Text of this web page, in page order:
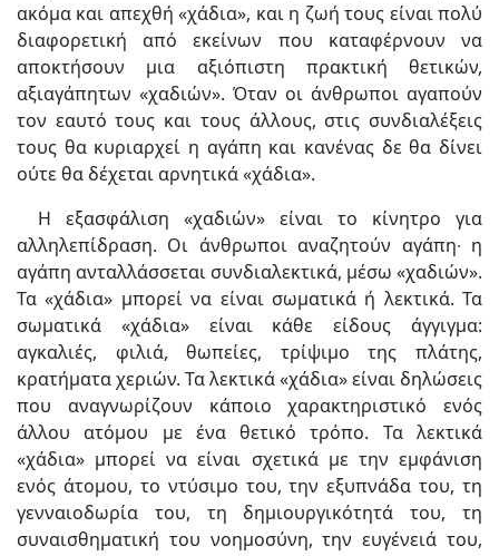
ακόμα και απεχθή «χάδια», και η ζωή τους είναι πολύ
διαφορετική από εκείνων που καταφέρνουν να
αποκτήσουν μια αξιόπιστη πρακτική θετικών,
αξιαγάπητων «χαδιών». Όταν οι άνθρωποι αγαπούν
τον εαυτό τους και τους άλλους, στις συνδιαλέξεις
τους θα κυριαρχεί η αγάπη και κανένας δε θα δίνει
ούτε θα δέχεται αρνητικά «χάδια».
Η εξασφάλιση «χαδιών» είναι το κίνητρο για
αλληλεπίδραση. Οι άνθρωποι αναζητούν αγάπη∙ η
αγάπη ανταλλάσσεται συνδιαλεκτικά, μέσω «χαδιών».
Τα «χάδια» μπορεί να είναι σωματικά ή λεκτικά. Τα
σωματικά «χάδια» είναι κάθε είδους άγγιγμα:
αγκαλιές, φιλιά, θωπείες, τρίψιμο της πλάτης,
κρατήματα χεριών. Τα λεκτικά «χάδια» είναι δηλώσεις
που αναγνωρίζουν κάποιο χαρακτηριστικό ενός
άλλου ατόμου με ένα θετικό τρόπο. Τα λεκτικά
«χάδια» μπορεί να είναι σχετικά με την εμφάνιση
ενός άτομου, το ντύσιμο του, την εξυπνάδα του, τη
γενναιοδωρία του, τη δημιουργικότητά του, τη
συναισθηματική του νοημοσύνη, την ευγένειά του,